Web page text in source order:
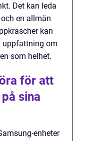
Det kan leda
en allmän
kan
uppfattning om
som helhet.
för att
sina
enheter